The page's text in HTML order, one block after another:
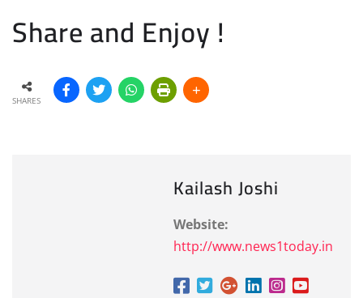
Share and Enjoy !
SHARES
Kailash Joshi
Website:
http://www.news1today.in